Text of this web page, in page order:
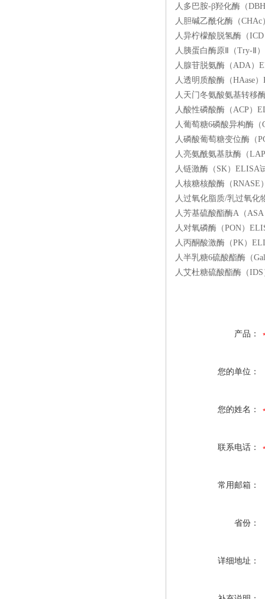
人多巴胺-β羟化酶（
人胆碱乙酰化酶（
人异柠檬酸脱氢酶（
人胰蛋白酶原Ⅱ（Try-Ⅱ
人腺苷脱氨酶（ADA）
人透明质酸酶（HAase
人天门冬氨酸氨基转移
人酸性磷酸酶（ACP）
人葡萄糖6磷酸异构酶
人磷酸葡萄糖变位酶（
人亮氨酰氨基肽酶（
人链激酶（SK）ELISA
人核糖核酸酶（
人过氧化脂质/乳过氧化
人芳基硫酸酯酶A（
人对氧磷酶（PON）
人丙酮酸激酶（PK）
人半乳糖6硫酸酯酶（
人艾杜糖硫酸酯酶（
产品：
您的单位：
您的姓名：
联系电话：
常用邮箱：
省份：
详细地址：